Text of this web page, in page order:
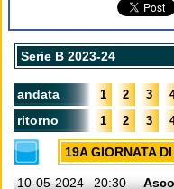
Serie B 2023-24
andata 1 2 3
ritorno 1 2 3
19A GIORNATA
10-05-2024 20:30